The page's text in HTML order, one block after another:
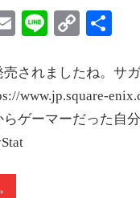
EmailLineCopy
されましたね。サ
www.jp.square-
ゲーマーだった自